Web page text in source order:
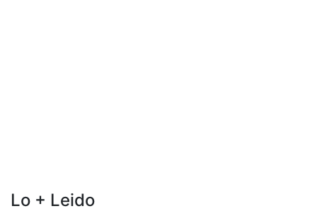
Lo + Leido